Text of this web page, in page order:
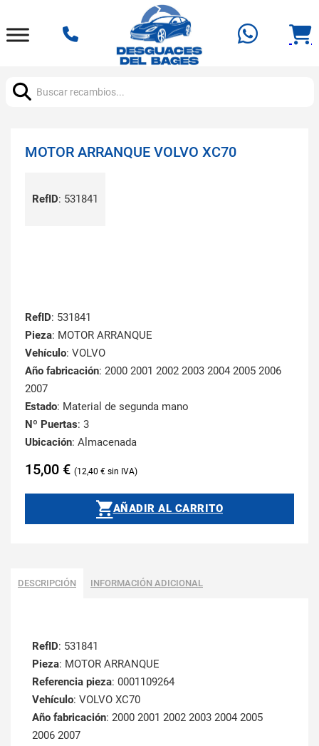
MOTOR ARRANQUE VOLVO XC70
RefID: 531841
RefID: 531841
Pieza: MOTOR ARRANQUE
Vehículo: VOLVO
Año fabricación: 2000 2001 2002 2003 2004 2005 2006
2007
Estado: Material de segunda mano
Nº Puertas: 3
Ubicación: Almacenada
15,00 € 12,40 €
AÑADIR AL CARRITO
DESCRIPCIÓN INFORMACIÓN ADICIONAL
RefID: 531841
Pieza: MOTOR ARRANQUE
Referencia pieza: 0001109264
Vehículo: VOLVO XC70
Año fabricación: 2000 2001 2002 2003 2004 2005
2006 2007